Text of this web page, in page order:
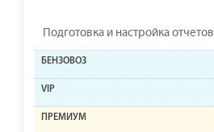
Подготовка и настройка отчетов